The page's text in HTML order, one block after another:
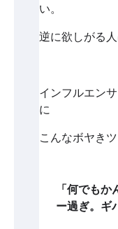
い。
逆に欲しがる
インフルエン
に
こんなボヤき
「何でも
ー過ぎ。ギ